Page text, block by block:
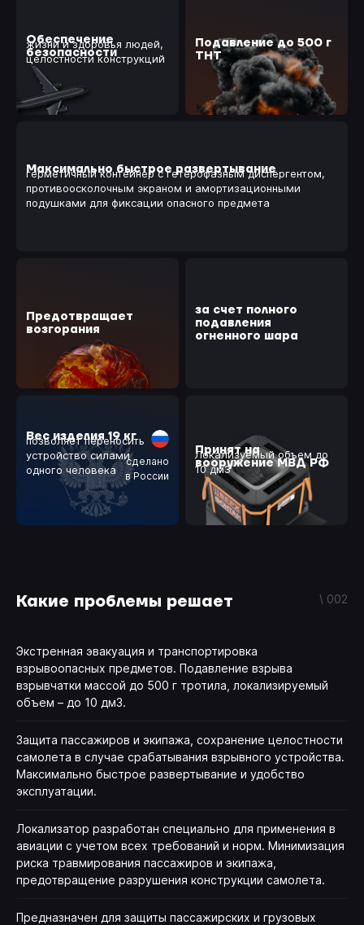
Обеспечение
безопасности
жизни и здоровья людей,
целостности конструкций
Подавление до 500 г
ТНТ
Максимально быстрое развертывание
герметичный контейнер с гетерофазным диспергентом,
противоосколочным экраном и амортизационными
подушками для фиксации опасного предмета
Предотвращает
возгорания
за счет полного
подавления
огненного шара
Вес изделия 19 кг
позволяет переносить
устройство силами
одного человека
сделано
в России
Принят на
вооружение МВД РФ
Локализуемый объем до
10 дм3
Какие проблемы решает \ 002
Экстренная эвакуация и транспортировка
взрывоопасных предметов. Подавление взрыва
взрывчатки массой до 500 г тротила, локализируемый
объем – до 10 дм3.
Защита пассажиров и экипажа, сохранение целостности
самолета в случае срабатывания взрывного устройства.
Максимально быстрое развертывание и удобство
эксплуатации.
Локализатор разработан специально для применения в
авиации с учетом всех требований и норм. Минимизация
риска травмирования пассажиров и экипажа,
предотвращение разрушения конструкции самолета.
Предназначен для защиты пассажирских и грузовых